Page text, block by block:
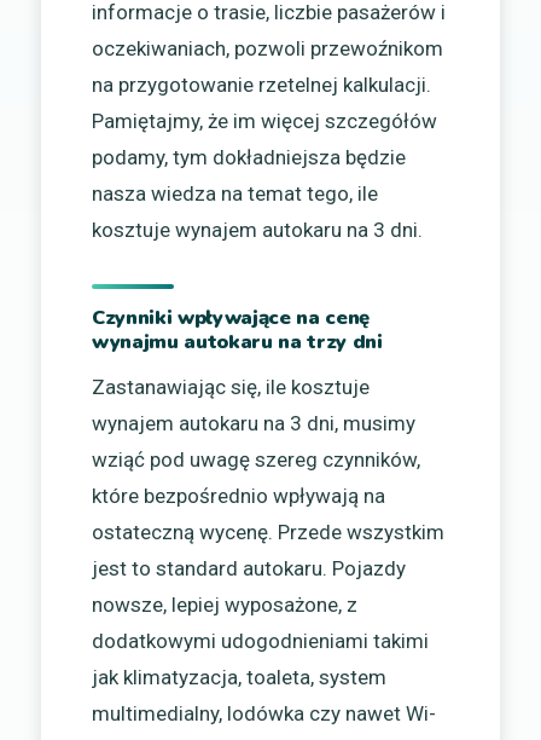
informacje o trasie, liczbie pasażerów i
oczekiwaniach, pozwoli przewoźnikom
na przygotowanie rzetelnej kalkulacji.
Pamiętajmy, że im więcej szczegółów
podamy, tym dokładniejsza będzie
nasza wiedza na temat tego, ile
kosztuje wynajem autokaru na 3 dni.
Czynniki wpływające na cenę
wynajmu autokaru na trzy dni
Zastanawiając się, ile kosztuje
wynajem autokaru na 3 dni, musimy
wziąć pod uwagę szereg czynników,
które bezpośrednio wpływają na
ostateczną wycenę. Przede wszystkim
jest to standard autokaru. Pojazdy
nowsze, lepiej wyposażone, z
dodatkowymi udogodnieniami takimi
jak klimatyzacja, toaleta, system
multimedialny, lodówka czy nawet Wi-